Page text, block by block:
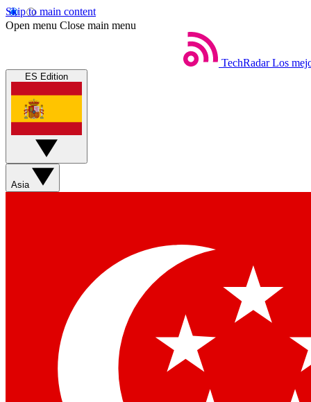
Skip to main content
Open menu Close main menu
TechRadar Los
ES Edition
Asia